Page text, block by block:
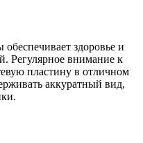
здоровье и
Регулярное внимание к
пластину в отличном
аккуратный вид,